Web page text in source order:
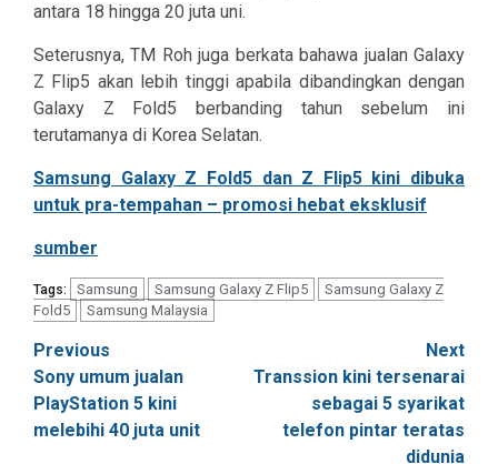
antara 18 hingga 20 juta uni.
Seterusnya, TM Roh juga berkata bahawa jualan Galaxy
Z Flip5 akan lebih tinggi apabila dibandingkan dengan
Galaxy Z Fold5 berbanding tahun sebelum ini
terutamanya di Korea Selatan.
Samsung Galaxy Z Fold5 dan Z Flip5 kini dibuka
untuk pra-tempahan – promosi hebat eksklusif
sumber
Tags: Samsung Samsung Galaxy Z Flip5
Samsung Galaxy Z
Fold5
Samsung Malaysia
Post
navigation
Previous
Sony umum jualan
PlayStation 5 kini
melebihi 40 juta unit
Next
Transsion kini tersenarai
sebagai 5 syarikat
telefon pintar teratas
didunia